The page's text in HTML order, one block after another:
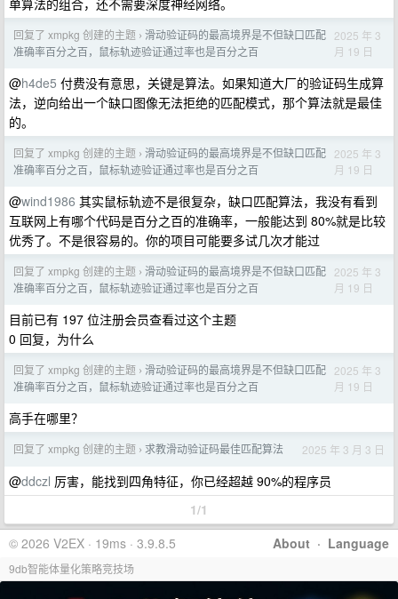
单算法的组合，还不需要深度神经网络。
回复了 xmpkg 创建的主题 › 滑动验证码的最高境界是不但缺口匹配
准确率百分之百，鼠标轨迹验证通过率也是百分之百
2025 年 3
月 19 日
@h4de5 付费没有意思，关键是算法。如果知道大厂的验证码生成算
法，逆向给出一个缺口图像无法拒绝的匹配模式，那个算法就是最佳
的。
回复了 xmpkg 创建的主题 › 滑动验证码的最高境界是不但缺口匹配
准确率百分之百，鼠标轨迹验证通过率也是百分之百
2025 年 3
月 19 日
@wind1986 其实鼠标轨迹不是很复杂，缺口匹配算法，我没有看到
互联网上有哪个代码是百分之百的准确率，一般能达到 80%就是比较
优秀了。不是很容易的。你的项目可能要多试几次才能过
回复了 xmpkg 创建的主题 › 滑动验证码的最高境界是不但缺口匹配
准确率百分之百，鼠标轨迹验证通过率也是百分之百
2025 年 3
月 19 日
目前已有 197 位注册会员查看过这个主题
0 回复，为什么
回复了 xmpkg 创建的主题 › 滑动验证码的最高境界是不但缺口匹配
准确率百分之百，鼠标轨迹验证通过率也是百分之百
2025 年 3
月 19 日
高手在哪里？
回复了 xmpkg 创建的主题 › 求教滑动验证码最佳匹配算法 2025 年 3 月 3 日
@ddczl 厉害，能找到四角特征，你已经超越 90%的程序员
1/1
About · Language
© 2026 V2EX · 19ms · 3.9.8.5
9db智能体量化策略竞技场